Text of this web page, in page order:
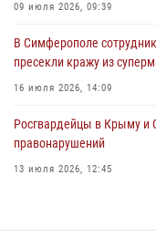
09 июля 2026, 09:39
В Симферополе
пресекли кражу из
16 июля 2026, 14:09
Росгвардейцы в Крыму и
правонарушений
13 июля 2026, 12:45
21 июля 2026, 13:18